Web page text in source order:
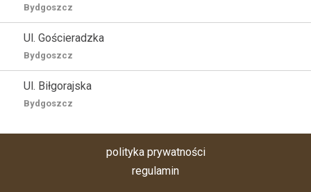
Bydgoszcz
Ul. Gościeradzka
Bydgoszcz
Ul. Biłgorajska
Bydgoszcz
polityka prywatności
regulamin